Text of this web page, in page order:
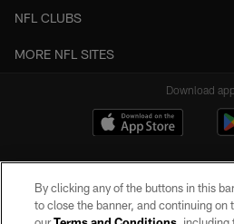
NFL CLUBS
MORE NFL SITES
Download
By clicking any of the buttons in this
to close the banner, and continuing on